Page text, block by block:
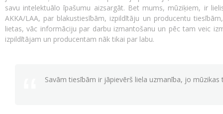
savu intelektuālo īpašumu aizsargāt. Bet mums, mūziķiem, ir
AKKA/LAA, par blakustiesībām, izpildītāju un producentu
lietas, vāc informāciju par darbu izmantošanu un pēc tam veic
izpildītājam un producentam nāk tikai par labu.
Savām tiesībām ir jāpievērš liela uzmanība, jo